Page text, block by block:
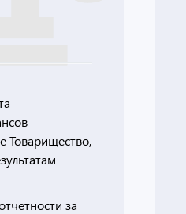
Товарищество,
за